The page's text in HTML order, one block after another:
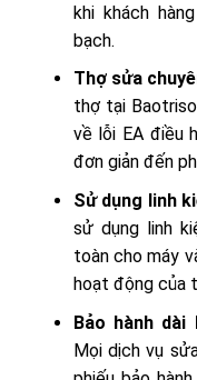
khi khách
bạch.
Thợ sửa
thợ tại
về lỗi EA điều
đơn giản đến
Sử dụng linh
sử dụng linh
toàn cho máy
hoạt động của
Bảo hành
Mọi dịch vụ